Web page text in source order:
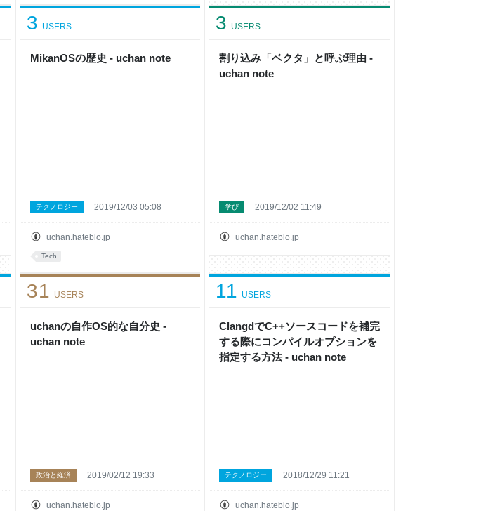
MikanOSの歴史 - uchan note
3 USERS
uchan.hateblo.jp
テクノロジー 2019/12/03 05:08
Tech
割り込み「ベクタ」と呼ぶ理由 -
uchan note
3 USERS
uchan.hateblo.jp
学び 2019/12/02 11:49
uchanの自作OS的な自分史 -
uchan note
31 USERS
uchan.hateblo.jp
政治と経済 2019/02/12 19:33
ClangdでC++ソースコードを補完
する際にコンパイルオプションを
指定する方法 - uchan note
11 USERS
uchan.hateblo.jp
テクノロジー 2018/12/29 11:21